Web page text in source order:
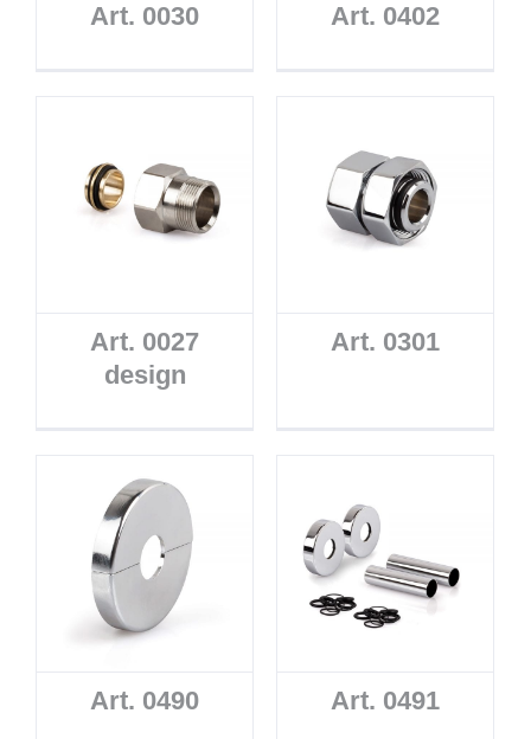
Art. 0030 Art. 0402
Art. 0027
design
Art. 0301
Art. 0490 Art. 0491